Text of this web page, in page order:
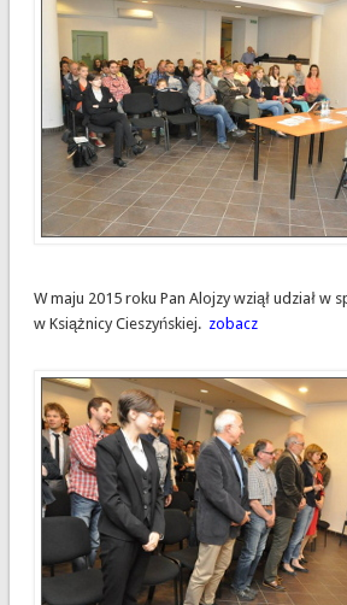
W maju 2015 roku Pan Alojzy wziął udział w
w Książnicy Cieszyńskiej. zobacz